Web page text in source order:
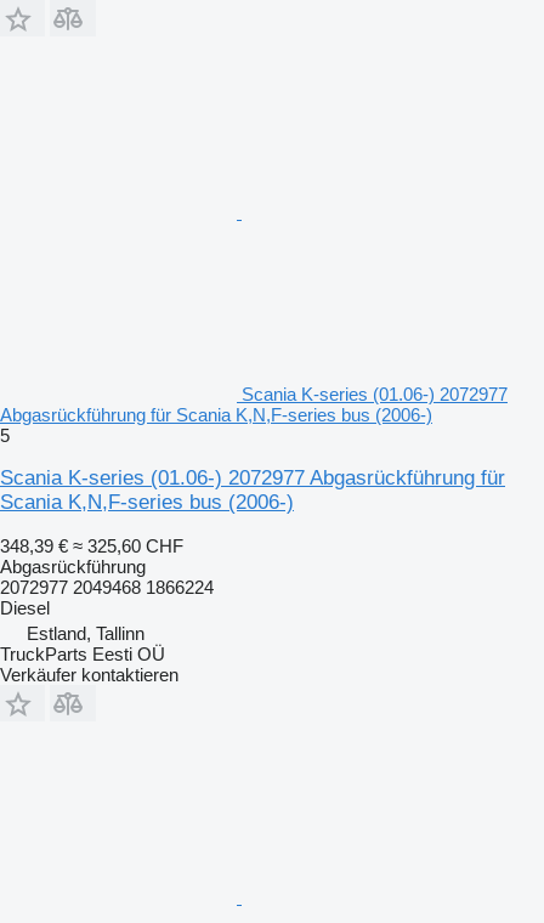
Scania K-series (01.06-) 2072977
Abgasrückführung für Scania K,N,F-series bus (2006-)
5
Scania K-series (01.06-) 2072977 Abgasrückführung für
Scania K,N,F-series bus (2006-)
348,39 € ≈ 325,60 CHF
Abgasrückführung
2072977 2049468 1866224
Diesel
Estland, Tallinn
TruckParts Eesti OÜ
Verkäufer kontaktieren